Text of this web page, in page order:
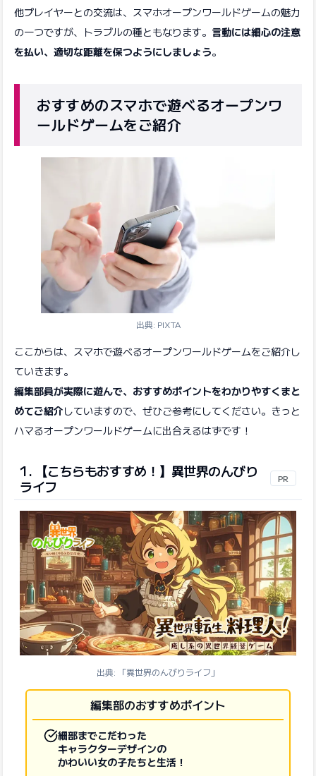
他プレイヤーとの交流は、スマホオープンワールドゲームの魅力
の一つですが、トラブルの種ともなります。 言動には細心の注意
を払い、適切な距離を保つようにしましょう。
おすすめのスマホで遊べるオープンワ
ールドゲームをご紹介
出典: PIXTA
ここからは、スマホで遊べるオープンワールドゲームをご紹介し
ていきます。
編集部員が実際に遊んで、おすすめポイントをわかりやすくまと
めてご紹介していますので、ぜひご参考にしてください。きっと
ハマるオープンワールドゲームに出合えるはずです！
1. 【こちらもおすすめ！】異世界のんびり
ライフ
PR
出典: 「異世界のんびりライフ」
編集部のおすすめポイント
細部までこだわった
キャラクターデザインの
かわいい女の子たちと生活！